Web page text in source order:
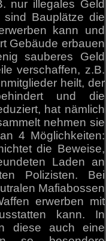
nur illegales Geld
Bauplätze die
kann und
Gebäude erbauen
sauberes Geld
verschaffen, z.B.
heilt, der
und die
hat nämlich
nehmen sie
4 Möglichkeiten:
die Beweise,
Laden an
Polizisten. Bei
Mafiabossen
erwerben mit
kann. In
diese auch eine